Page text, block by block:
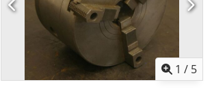
1 / 5